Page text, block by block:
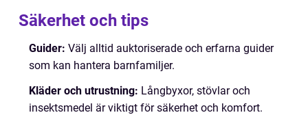
Säkerhet och tips
Guider: Välj alltid auktoriserade och erfarna guider
som kan hantera barnfamiljer.
Kläder och utrustning: Långbyxor, stövlar och
insektsmedel är viktigt för säkerhet och komfort.